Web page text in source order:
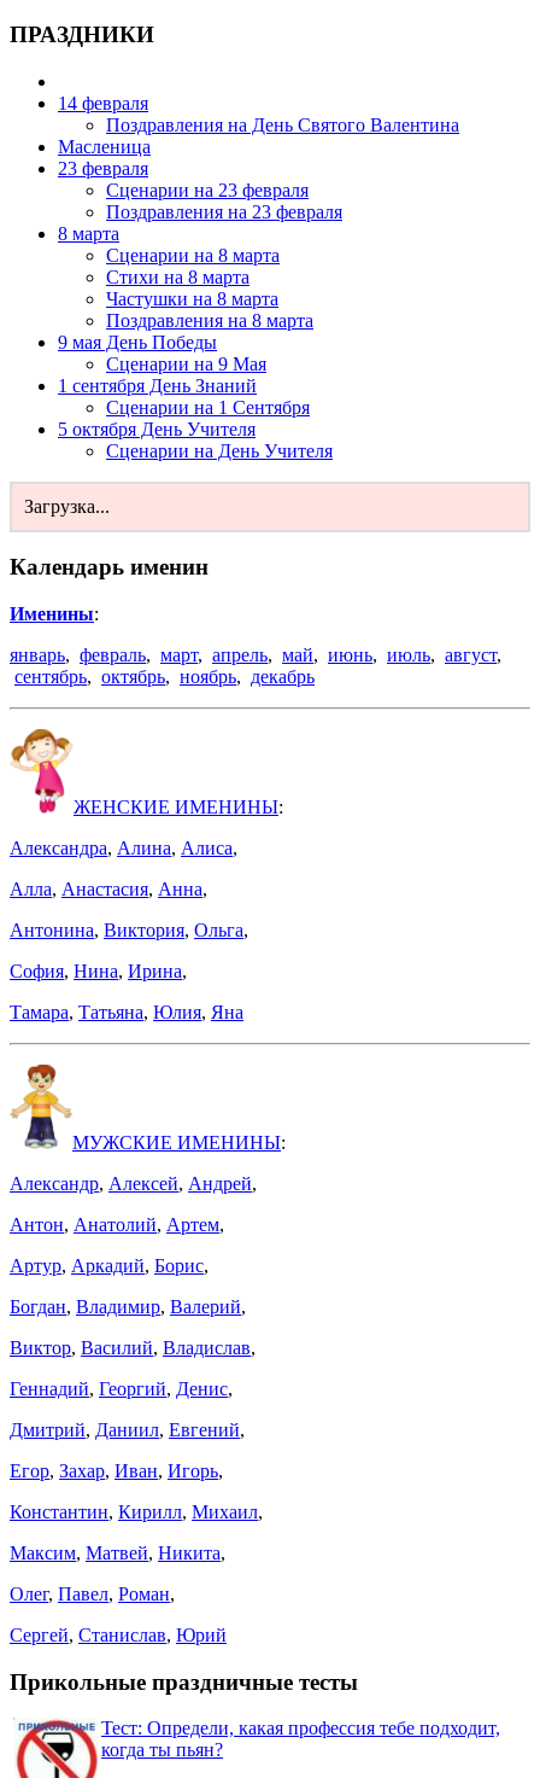
ПРАЗДНИКИ
14 февраля
Поздравления на День Святого Валентина
Масленица
23 февраля
Сценарии на 23 февраля
Поздравления на 23 февраля
8 марта
Сценарии на 8 марта
Стихи на 8 марта
Частушки на 8 марта
Поздравления на 8 марта
9 мая День Победы
Сценарии на 9 Мая
1 сентября День Знаний
Сценарии на 1 Сентября
5 октября День Учителя
Сценарии на День Учителя
Загрузка...
Календарь именин
Именины:
январь, февраль, март, апрель, май, июнь, июль, август,
сентябрь, октябрь, ноябрь, декабрь
ЖЕНСКИЕ ИМЕНИНЫ:
Александра, Алина, Алиса,
Алла, Анастасия, Анна,
Антонина, Виктория, Ольга,
София, Нина, Ирина,
Тамара, Татьяна, Юлия, Яна
МУЖСКИЕ ИМЕНИНЫ:
Александр, Алексей, Андрей,
Антон, Анатолий, Артем,
Артур, Аркадий, Борис,
Богдан, Владимир, Валерий,
Виктор, Василий, Владислав,
Геннадий, Георгий, Денис,
Дмитрий, Даниил, Евгений,
Егор, Захар, Иван, Игорь,
Константин, Кирилл, Михаил,
Максим, Матвей, Никита,
Олег, Павел, Роман,
Сергей, Станислав, Юрий
Прикольные праздничные тесты
Тест: Определи, какая профессия тебе подходит,
когда ты пьян?